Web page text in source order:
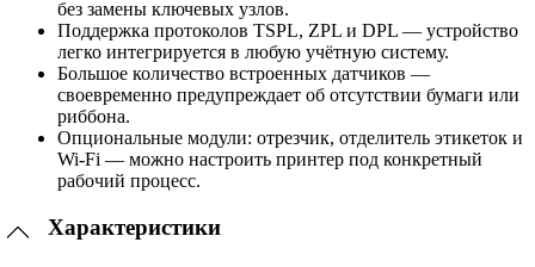
без замены ключевых узлов.
Поддержка протоколов TSPL, ZPL и DPL — устройство
легко интегрируется в любую учётную систему.
Большое количество встроенных датчиков —
своевременно предупреждает об отсутствии бумаги или
риббона.
Опциональные модули: отрезчик, отделитель этикеток и
Wi-Fi — можно настроить принтер под конкретный
рабочий процесс.
Характеристики